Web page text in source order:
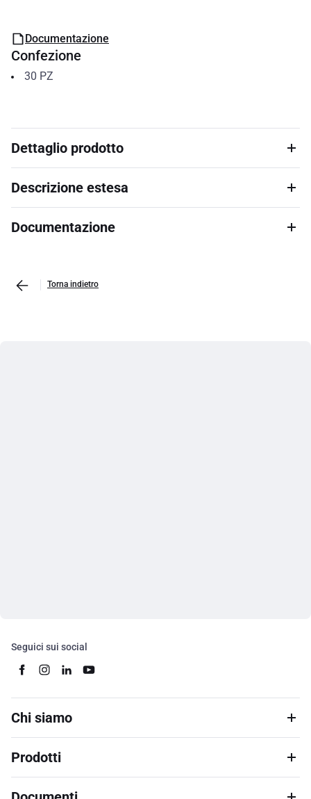
Documentazione
Confezione
30 PZ
Dettaglio prodotto
Descrizione estesa
Documentazione
Torna indietro
Seguici sui social
Chi siamo
Prodotti